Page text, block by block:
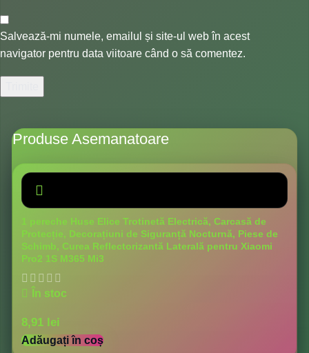
Salvează-mi numele, emailul și site-ul web în acest
navigator pentru data viitoare când o să comentez.
Produse Asemanatoare
1 pereche Huse Elice Trotinetă Electrică, Carcasă de
Protecție, Decorațiuni de Siguranță Nocturnă, Piese de
Schimb, Curea Reflectorizantă Laterală pentru Xiaomi
Pro2 1S M365 Mi3
În stoc
8,91 lei
Adăugați în coș